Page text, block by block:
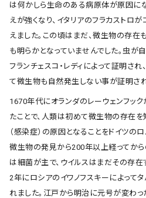
は何かしら生命のある病原体が原因に
えが強くなり、イタリアのフラカストロ
えました。この頃はまだ、微生物の存在
も明らかとなっていませんでした。虫が
フランチェスコ・レディによって証明さ
て微生物も自然発生しない事が証明され
1670年代にオランダのレーウェンフッ
たことで、人類は初めて微生物の存在
（感染症）の原因となることをドイツの
微生物の発見から200年以上経ってから
は細菌が主で、ウイルスはまだその存
2年にロシアのイワノフスキーによって
れました。江戸から明治に元号が変わっ